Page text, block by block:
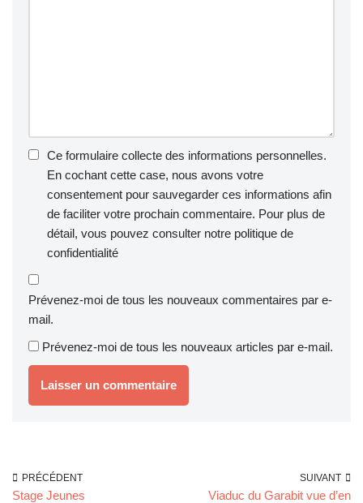
Ce formulaire collecte des informations personnelles.
En cochant cette case, nous avons votre
consentement pour sauvegarder ces informations afin
de faciliter votre prochain commentaire. Pour plus de
détail, vous pouvez consulter notre politique de
confidentialité
Prévenez-moi de tous les nouveaux commentaires par e-
mail.
Prévenez-moi de tous les nouveaux articles par e-mail.
PRÉCÉDENT
Stage Jeunes
SUIVANT
Viaduc du Garabit vue d’en